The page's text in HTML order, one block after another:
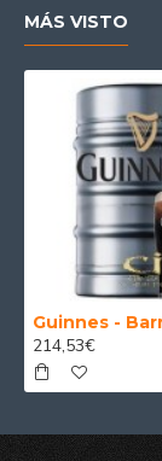
MÁS VISTO
214,53€